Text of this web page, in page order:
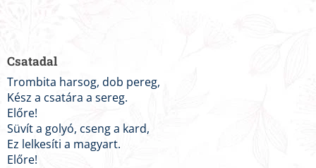
Csatadal
Trombita harsog, dob pereg,
Kész a csatára a sereg.
Előre!
Süvít a golyó, cseng a kard,
Ez lelkesíti a magyart.
Előre!